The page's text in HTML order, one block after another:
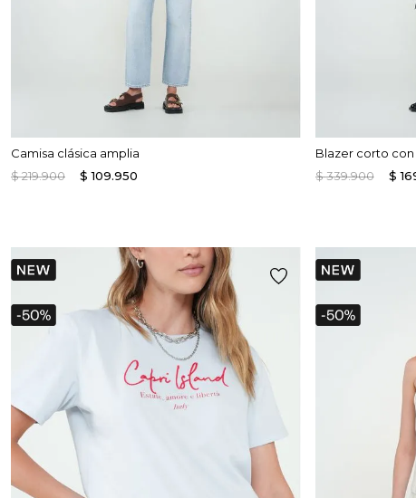
Camisa clásica amplia
$219.900 $ 109.950
Blazer corto
$339.900 $